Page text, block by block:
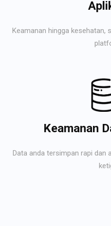
Keamanan hingga kesehatan,
Keamanan
Data anda tersimpan rapi dan